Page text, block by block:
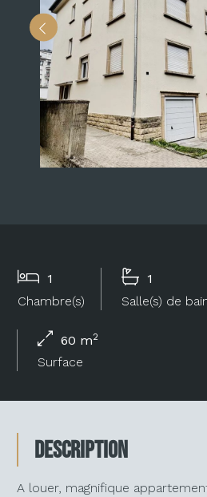
1
Chambre(s)
1
Salle(s) de
60 m2
Surface
Description
A louer, magnifique